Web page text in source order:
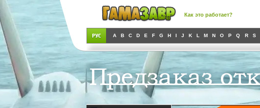
Как это работает?
A B C D E F G H I J K L M N O P Q R S